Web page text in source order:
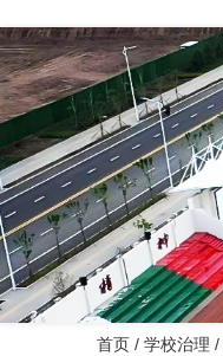
首页 / 学校治理 /